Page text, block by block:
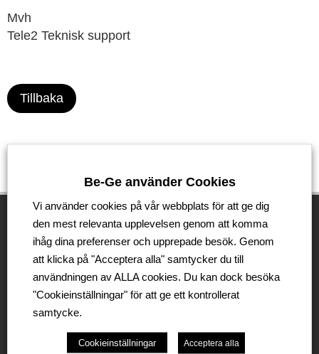
Mvh
Tele2 Teknisk support
Tillbaka
Be-Ge Koncernen
Be-Ge Koncernen är en familjeägd företagsgrupp med
verksamhet i Sverige, Danmark, Storbritannien,
Litauen, Nederländerna och Tyskland. Koncernen
Be-Ge Component Division och Be-Ge Vehicle
Be-Ge använder Cookies
Vi använder cookies på vår webbplats för att ge dig
den mest relevanta upplevelsen genom att komma
ihåg dina preferenser och upprepade besök. Genom
att klicka på "Acceptera alla" samtycker du till
användningen av ALLA cookies. Du kan dock besöka
"Cookieinställningar" för att ge ett kontrollerat
samtycke.
Cookieinställningar Acceptera alla